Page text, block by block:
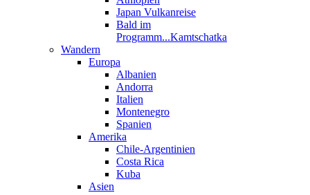
Japan Vulkanreise
Bald im
Programm...Kamtschatka
Wandern
Europa
Albanien
Andorra
Italien
Montenegro
Spanien
Amerika
Chile-Argentinien
Costa Rica
Kuba
Asien